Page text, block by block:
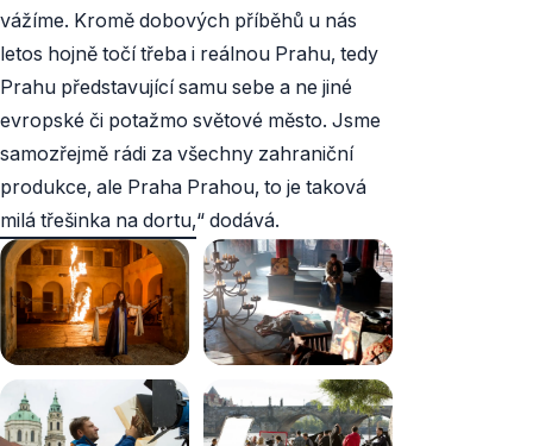
vážíme. Kromě dobových příběhů u nás
letos hojně točí třeba i reálnou Prahu, tedy
Prahu představující samu sebe a ne jiné
evropské či potažmo světové město. Jsme
samozřejmě rádi za všechny zahraniční
produkce, ale Praha Prahou, to je taková
milá třešinka na dortu,“ dodává.